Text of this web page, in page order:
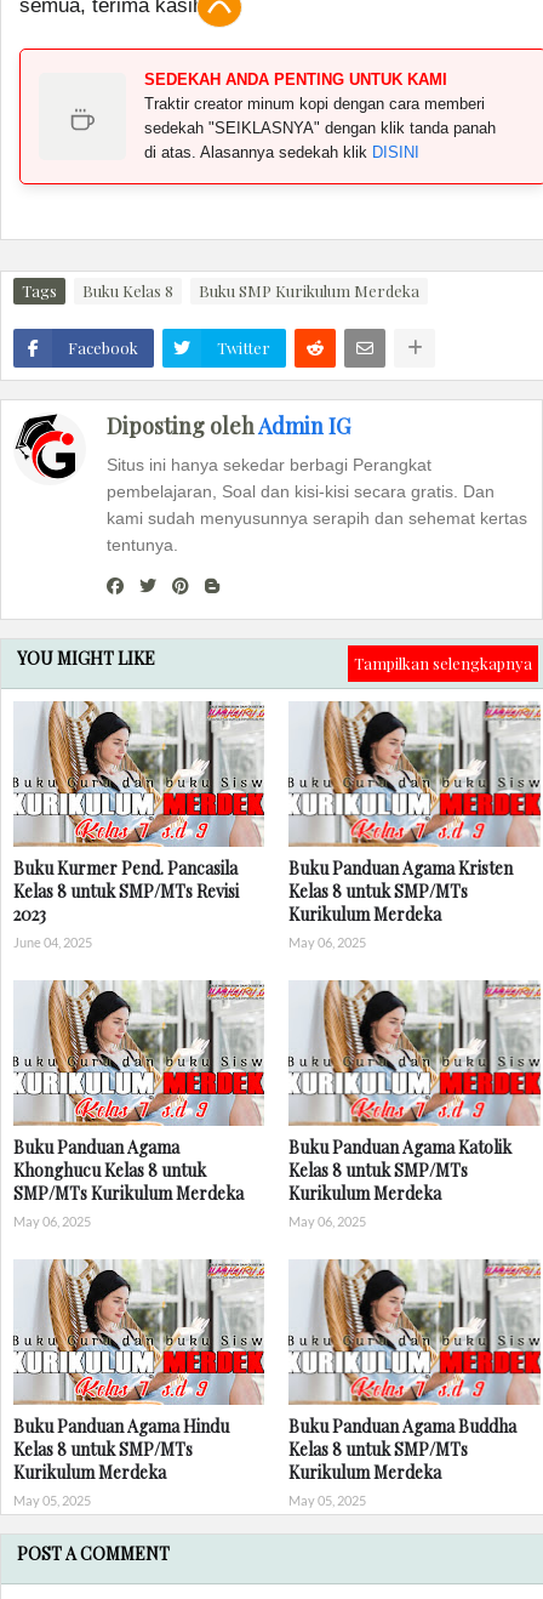
semua, terima kasih.
SEDEKAH ANDA PENTING UNTUK KAMI
Traktir creator minum kopi dengan cara memberi
sedekah "SEIKLASNYA" dengan klik tanda panah
di atas. Alasannya sedekah klik DISINI
Tags Buku Kelas 8 Buku SMP Kurikulum Merdeka
Facebook Twitter
Diposting olehAdmin IG
Situs ini hanya sekedar berbagi Perangkat
pembelajaran, Soal dan kisi-kisi secara gratis. Dan
kami sudah menyusunnya serapih dan sehemat kertas
tentunya.
YOU MIGHT LIKE Tampilkan selengkapnya
Buku Kurmer Pend. Pancasila
Kelas 8 untuk SMP/MTs Revisi
2023
June 04, 2025
Buku Panduan Agama Kristen
Kelas 8 untuk SMP/MTs
Kurikulum Merdeka
May 06, 2025
Buku Panduan Agama
Khonghucu Kelas 8 untuk
SMP/MTs Kurikulum Merdeka
May 06, 2025
Buku Panduan Agama Katolik
Kelas 8 untuk SMP/MTs
Kurikulum Merdeka
May 06, 2025
Buku Panduan Agama Hindu
Kelas 8 untuk SMP/MTs
Kurikulum Merdeka
May 05, 2025
Buku Panduan Agama Buddha
Kelas 8 untuk SMP/MTs
Kurikulum Merdeka
May 05, 2025
POST A COMMENT